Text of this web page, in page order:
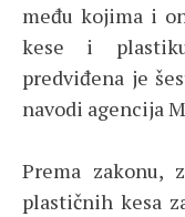
među kojima i
kese i
predviđena je
navodi agencija
Prema zakonu,
plastičnih kesa